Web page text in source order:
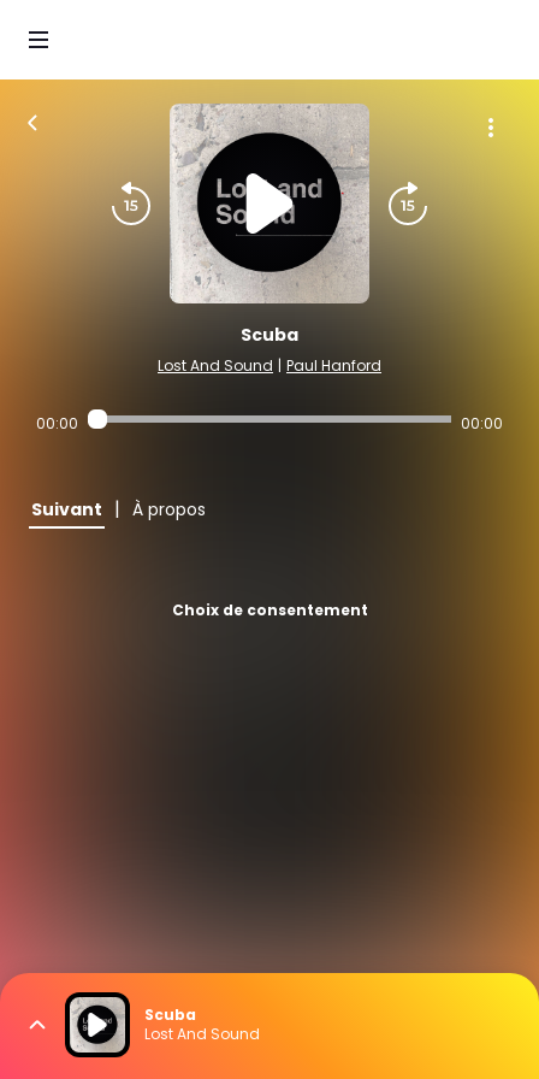
Scuba
Lost And Sound | Paul Hanford
00:00 00:00
Suivant | À propos
Choix de consentement
Scuba
Lost And Sound